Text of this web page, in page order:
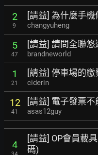
2
9
[請益] 為什麼手
changyuheng
5
47
[請益] 請問全聯
brandneworld
1
21
[請益] 停車場的
ciderin
12
41
[請益] 電子發票不
asas12guy
4
[請益] OP會員載
碼)